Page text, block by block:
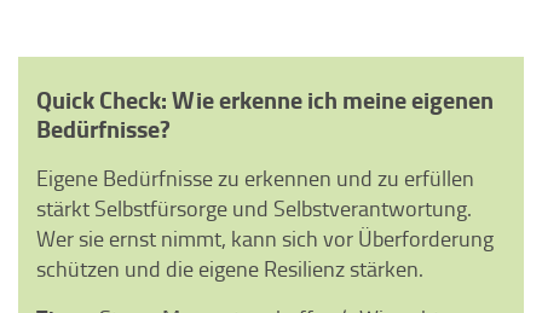
Quick Check: Wie erkenne ich meine eigenen
Bedürfnisse?
Eigene Bedürfnisse zu erkennen und zu erfüllen
stärkt Selbstfürsorge und Selbstverantwortung.
Wer sie ernst nimmt, kann sich vor Überforderung
schützen und die eigene Resilienz stärken.